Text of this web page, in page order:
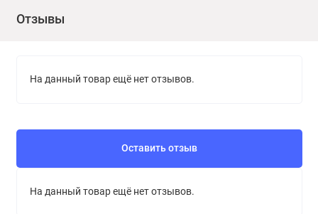
Отзывы
На данный товар ещё нет отзывов.
Оставить отзыв
На данный товар ещё нет отзывов.